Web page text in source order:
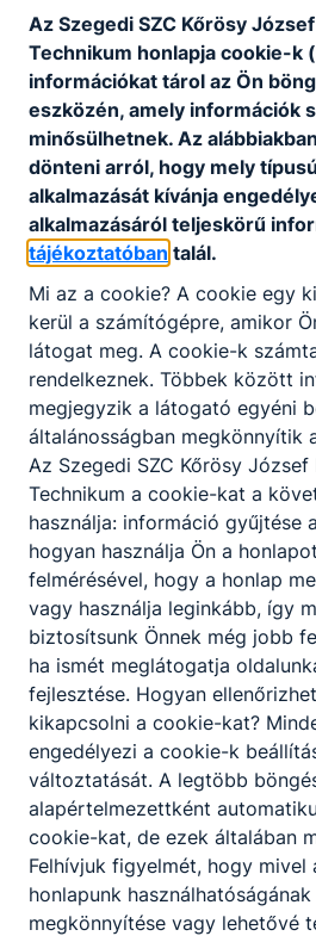
ugyanannál a cégnél,
munkaszerződésük volt.
A képzést elvégzettek a
szakmai ismeretekre utaló
technikus” megjelölést
A technikumi képzés további
közismereti oktatás a
tartalommal és óraszámban
a képzés végén
érettségi végzettség és
a szakmai vizsga a
mellett ötödik érettségi
figyelembe vételre, emelt
előrehozott érettségi
három tantárgyból
szakképzési ösztöndíj, a
befejezését követően
juttatás
duális képzésben a
ának megfelelő összegű
szociális helyzet és jó
alapján pályázat útján
két szakma megszerzése
Kiknek ajánlott az okleveles
azoknak a jó tanulmányi
rendelkező tanulóknak,
szeretnék építeni
azoknak, akik érettségi
szakmát kívánnak tanulni
Az Szegedi SZC Kőrösy
Technikum honlapja cookie-k
információkat tárol az Ön
eszközén, amely információk
minősülhetnek. Az
dönteni arról, hogy mely
alkalmazását kívánja
alkalmazásáról teljeskörű
tájékoztatóban talál.
Mi az a cookie? A cookie egy
kerül a számítógépre, amikor
látogat meg. A cookie-k
rendelkeznek. Többek között
megjegyzik a látogató egyéni
általánosságban megkönnyítik
Az Szegedi SZC Kőrösy József
Technikum a cookie-kat a
használja: információ gyűjtése
hogyan használja Ön a
felmérésével, hogy a honlap
vagy használja leginkább, így
biztosítsunk Önnek még jobb
ha ismét meglátogatja
fejlesztése. Hogyan
kikapcsolni a cookie-kat?
engedélyezi a cookie-k
változtatását. A legtöbb
alapértelmezettként
cookie-kat, de ezek általában
Felhívjuk figyelmét, hogy mivel
honlapunk
megkönnyítése vagy lehetővé